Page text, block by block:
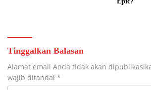
Tinggalkan Balasan
Alamat email Anda tidak akan
wajib ditandai *